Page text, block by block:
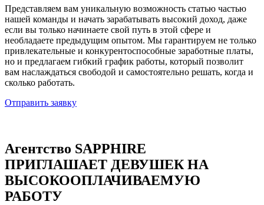
Представляем вам уникальную возможность статью частью
нашей команды и начать зарабатывать высокий доход, даже
если вы только начинаете свой путь в этой сфере и
необладаете предыдущим опытом. Мы гарантируем не только
привлекательные и конкурентоспособные заработные платы,
но и предлагаем гибкий график работы, который позволит
вам наслаждаться свободой и самостоятельно решать, когда и
сколько работать.
Отправить заявку
Агентство SAPPHIRE
ПРИГЛАШАЕТ ДЕВУШЕК НА
ВЫСОКООПЛАЧИВАЕМУЮ
РАБОТУ